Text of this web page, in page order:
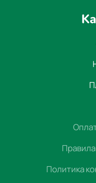
Политика